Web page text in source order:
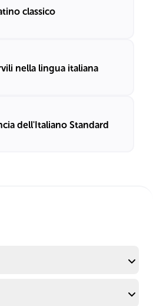
classico
nella lingua italiana
dell'Italiano Standard